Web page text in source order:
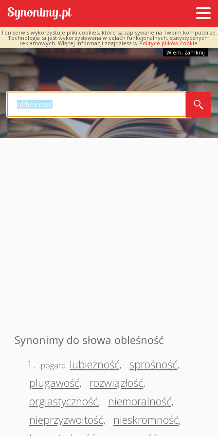
Ten serwis wykorzystuje pliki cookies, które są zapisywane na Twoim komputerze.
Technologia ta jest wykorzystywana w celach funkcjonalnych, statystycznych i
reklamowych. Więcej informacji znajdziesz w Polityce plików cookie.
Wiem, zamknij
Synonimy do słowa obleśność
1.
pogard. lubieżność, sprośność,
plugawość, rozwiązłość,
orgiastyczność, niemoralność,
nieprzyzwoitość, nieskromność,